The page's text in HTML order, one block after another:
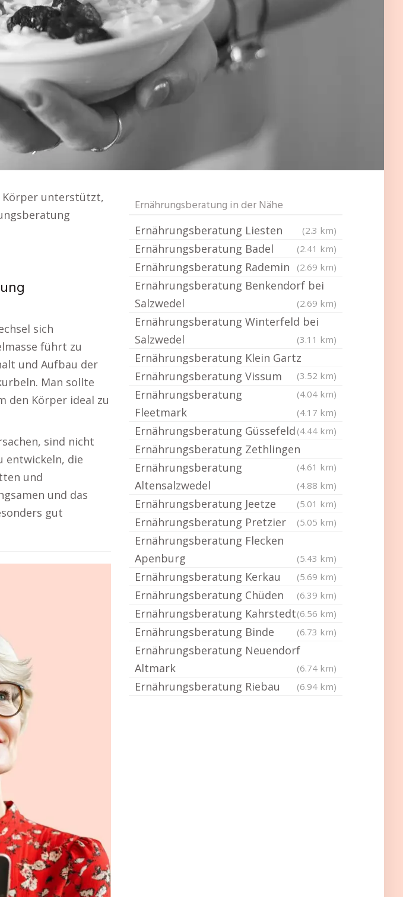
Körper unterstützt,
sich
führt zu
und Aufbau der
Man sollte
den Körper ideal zu
sind nicht
entwickeln, die
und
und das
gut
Ernährungsberatung in der Nähe
Ernährungsberatung Liesten (2.3 km)
Ernährungsberatung Badel (2.41 km)
Ernährungsberatung Rademin (2.69 km)
Ernährungsberatung Benkendorf bei
Salzwedel
(2.69 km)
Ernährungsberatung Winterfeld bei
Salzwedel
(3.11 km)
Ernährungsberatung Klein Gartz
(3.52 km)
Ernährungsberatung Vissum
(4.04 km)
Ernährungsberatung
Fleetmark
(4.17 km)
Ernährungsberatung Güssefeld (4.44 km)
Ernährungsberatung Zethlingen
(4.61 km)
Ernährungsberatung
Altensalzwedel
(4.88 km)
Ernährungsberatung Jeetze (5.01 km)
Ernährungsberatung Pretzier (5.05 km)
Ernährungsberatung Flecken
Apenburg
(5.43 km)
Ernährungsberatung Kerkau (5.69 km)
Ernährungsberatung Chüden (6.39 km)
Ernährungsberatung Kahrstedt(6.56 km)
Ernährungsberatung Binde (6.73 km)
Ernährungsberatung Neuendorf
Altmark
(6.74 km)
Ernährungsberatung Riebau (6.94 km)